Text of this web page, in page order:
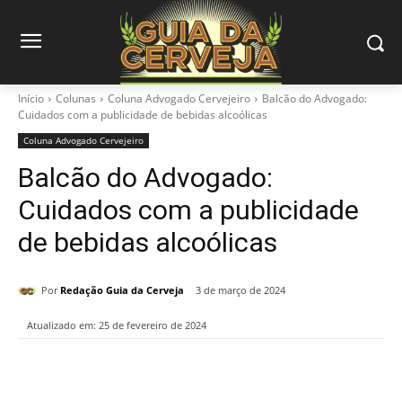
Início Colunas Coluna Advogado Cervejeiro
Balcão do Advogado:
Cuidados com a publicidade de bebidas alcoólicas
Coluna Advogado Cervejeiro
Balcão do Advogado:
Cuidados com a publicidade
de bebidas alcoólicas
Por Redação Guia da Cerveja 3 de março de 2024
Atualizado em: 25 de fevereiro de 2024